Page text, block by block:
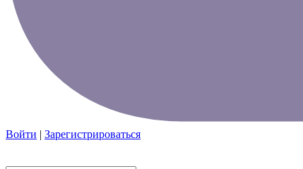
Войти | Зарегистрироваться